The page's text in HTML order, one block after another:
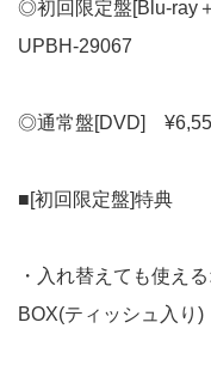
◎初回限定盤[Blu-ray
UPBH-29067
◎通常盤[DVD]
■[初回限定盤]特典
・入れ替えても使え
BOX(ティッシュ入り)